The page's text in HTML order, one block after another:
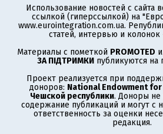
Использование новостей с сайта
ссылкой (гиперссылкой) на
www.eurointegration.com.ua.
статей, интервью и колонок
Материалы с пометкой PROMOTED
ЗА ПІДТРИМКИ публикуются на
Проект реализуется при
доноров: National Endowment
Чешской республики. Доноры не
содержание публикаций и могут с
ответственность за оценки
редакция.